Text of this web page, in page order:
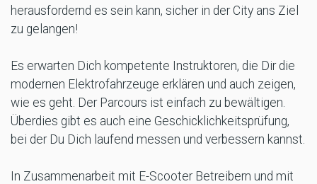
herausfordernd es sein kann, sicher in der City ans Ziel
zu gelangen!
Es erwarten Dich kompetente Instruktoren, die Dir die
modernen Elektrofahrzeuge erklären und auch zeigen,
wie es geht. Der Parcours ist einfach zu bewältigen.
Überdies gibt es auch eine Geschicklichkeitsprüfung,
bei der Du Dich laufend messen und verbessern kannst.
In Zusammenarbeit mit E-Scooter Betreibern und mit